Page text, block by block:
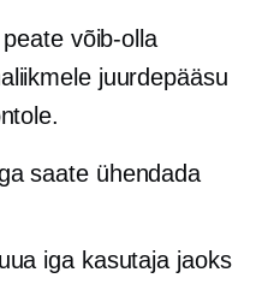
võib-olla
juurdepääsu
saate ühendada
iga kasutaja jaoks